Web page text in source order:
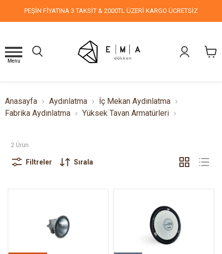
PEŞİN FİYATINA 3 TAKSİT & 2000TL ÜZERİ KARGO ÜCRETSİZ
Menu
Anasayfa Aydınlatma
İç Mekan Aydınlatma
Fabrika Aydınlatma
Yüksek Tavan Armatürleri
2 Ürün
Filtreler Sırala